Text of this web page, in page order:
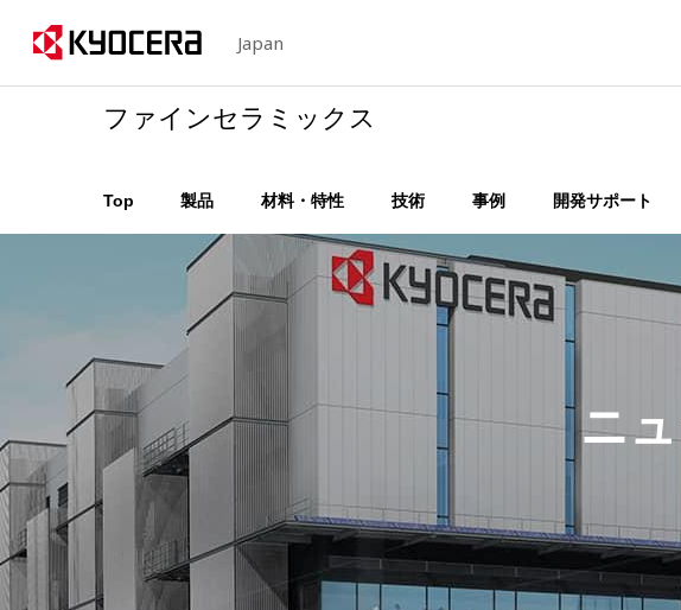
Japan
ファインセラミックス
Top 製品 材料・特性 技術 事例 開発サポート
ニ